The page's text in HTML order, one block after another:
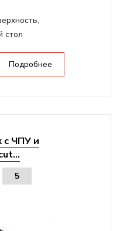
стол
10500 Вт
Воздушное
Подробнее
с ЧПУ и
5